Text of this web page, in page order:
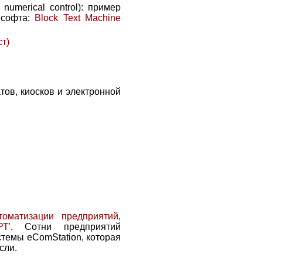
numerical control): пример
Block Text Machine
киосков и электронной
предприятий,
. Сотни предприятий
eComStation, которая